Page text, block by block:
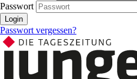
Passwort
Login
Passwort vergessen?